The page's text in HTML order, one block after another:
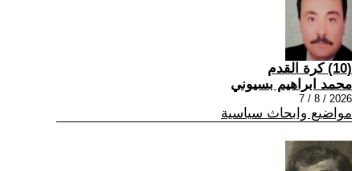
(10) كرة القدم
محمد ابراهيم بسيوني
2026 / 8 / 7
مواضيع وابحاث سياسية